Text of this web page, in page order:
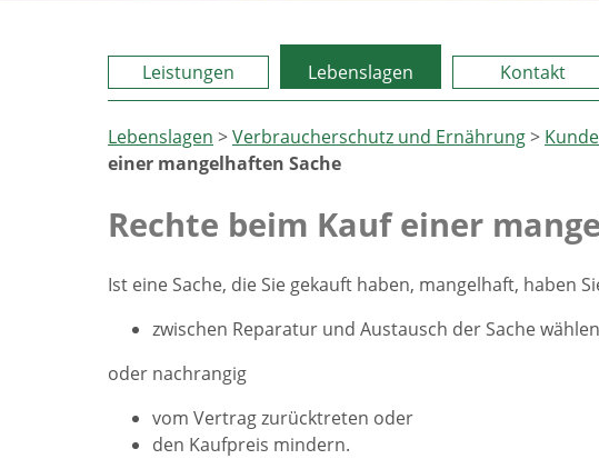
Leistungen Lebenslagen Kontakt
Lebenslagen >Verbraucherschutz und Ernährung>
einer mangelhaften Sache
Rechte beim Kauf einer
Ist eine Sache, die Sie gekauft haben, mangelhaft, haben
zwischen Reparatur und Austausch der Sache
oder nachrangig
vom Vertrag zurücktreten oder
den Kaufpreis mindern.